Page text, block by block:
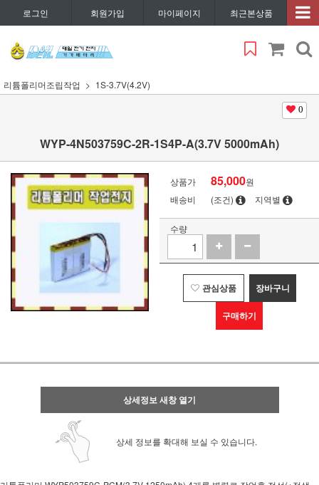
로그인 회원가입 마이페이지 최근본상품
리튬폴리머조립작업 1S-3.7V(4.2V)
0
WYP-4N503759C-2R-1S4P-A(3.7V 5000mAh)
상품가 85,000원
배송비
(조건) 지역별
수량
관심상품 장바구니
구매하기
상세정보 새창 열기
상세 정보를 확대해 보실 수 있습니다.